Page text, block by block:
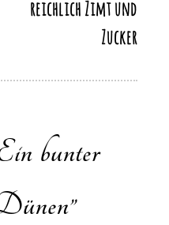
reichlich Zimt und
Zucker
bunter
”